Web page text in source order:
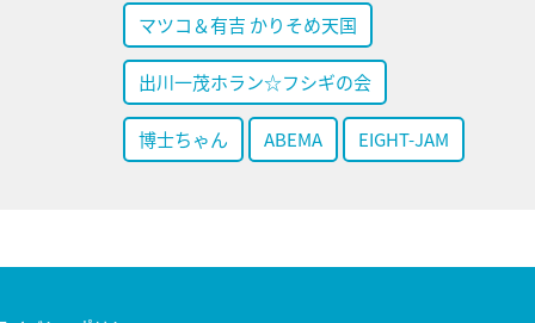
マツコ＆有吉 かりそめ天国
出川一茂ホラン☆フシギの会
博士ちゃん ABEMA EIGHT-JAM